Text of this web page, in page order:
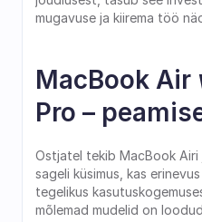
mugavuse ja kiirema töö
MacBook Air
Pro –
Ostjatel tekib MacBook Airi
sageli küsimus, kas
tegelikus
mõlemad mudelid on